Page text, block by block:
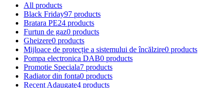
All products
Black Friday97 products
Bratara PE24 products
Furtun de gaz0 products
Gheizere0 products
Mijloace de protecție a sistemului de încălzire0 products
Pompa electronica DAB0 products
Promotie Speciala7 products
Radiator din fonta0 products
Recent Adaugate4 products